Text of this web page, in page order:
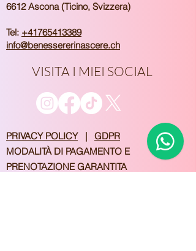
6612 Ascona (Ticino, Svizzera)
Tel: +41765413389
info@benessererinascere.ch
​PRIVACY POLICY| GDPR
MODALITÀ DI PAGAMENTO E
PRENOTAZIONE GARANTITA
VISITA I MIEI SOCIAL